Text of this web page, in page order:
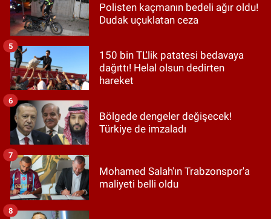
Polisten kaçmanın bedeli ağır oldu!
Dudak uçuklatan ceza
150 bin TL'lik patatesi bedavaya
dağıttı! Helal olsun dedirten
hareket
5
Bölgede dengeler değişecek!
Türkiye de imzaladı
6
Mohamed Salah'ın Trabzonspor'a
maliyeti belli oldu
7
8